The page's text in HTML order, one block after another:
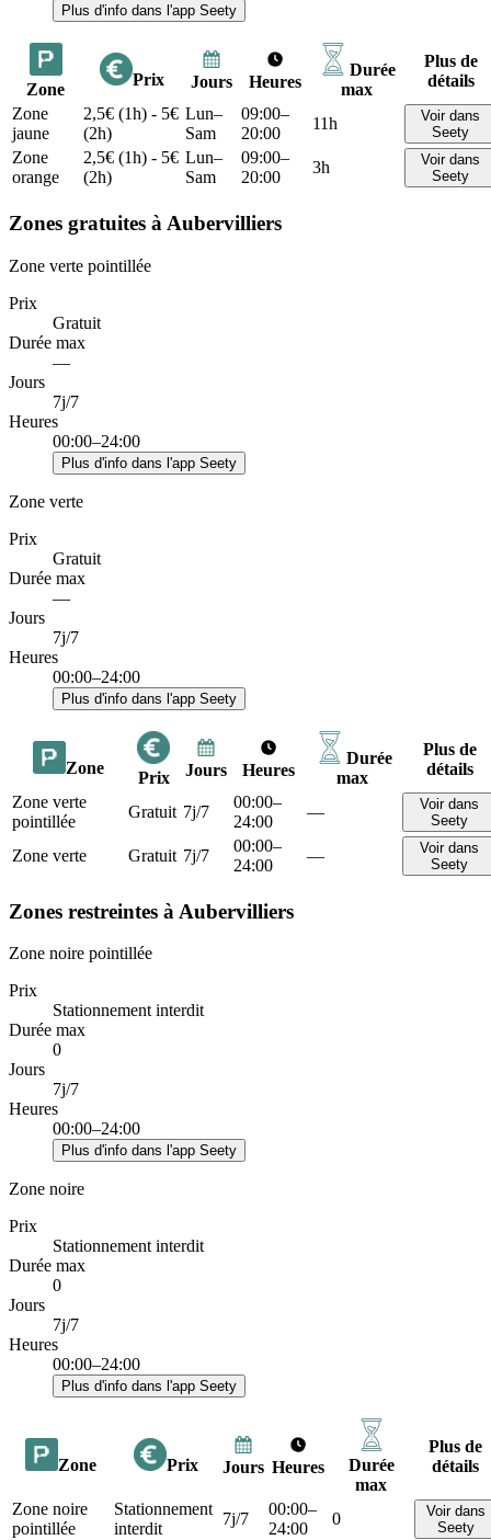
Plus d'info dans l'app Seety
Zone
Prix Jours Heures
Durée
max
Plus de
détails
Zone
jaune
2,5€ (1h) - 5€
(2h)
Lun–
Sam
09:00–
20:00
11h
Voir dans
Seety
Zone
orange
2,5€ (1h) - 5€
(2h)
Lun–
Sam
09:00–
20:00
3h
Voir dans
Seety
Zones gratuites à Aubervilliers
Zone verte pointillée
Prix
Gratuit
Durée max
—
Jours
7j/7
Heures
00:00–24:00
Plus d'info dans l'app Seety
Zone verte
Prix
Gratuit
Durée max
—
Jours
7j/7
Heures
00:00–24:00
Plus d'info dans l'app Seety
Zone
Prix Jours Heures
Durée
max
Plus de
détails
Zone verte
pointillée
Gratuit 7j/7
00:00–
24:00
—
Voir dans
Seety
Zone verte Gratuit 7j/7
00:00–
24:00
—
Voir dans
Seety
Zones restreintes à Aubervilliers
Zone noire pointillée
Prix
Stationnement interdit
Durée max
0
Jours
7j/7
Heures
00:00–24:00
Plus d'info dans l'app Seety
Zone noire
Prix
Stationnement interdit
Durée max
0
Jours
7j/7
Heures
00:00–24:00
Plus d'info dans l'app Seety
Zone Prix Jours Heures
Durée
max
Plus de
détails
Zone noire
pointillée
Stationnement
interdit
7j/7
00:00–
24:00
0
Voir dans
Seety